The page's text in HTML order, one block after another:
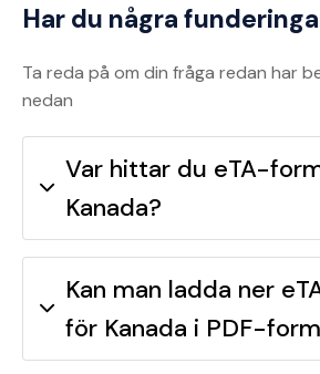
Har du några
Ta reda på om din fråga redan har
nedan
Var hittar du eTA-
Kanada?
Kan man ladda ner
för Kanada i PDF-